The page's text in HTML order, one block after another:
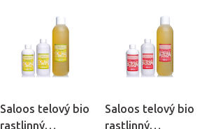
Saloos telový bio
rastlinný
Saloos telový bio
rastlinný